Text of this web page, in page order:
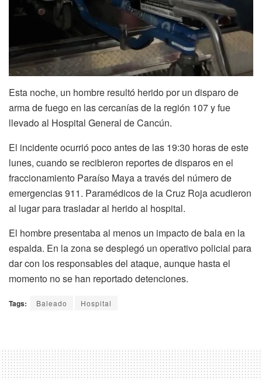
Esta noche, un hombre resultó herido por un disparo de
arma de fuego en las cercanías de la región 107 y fue
llevado al Hospital General de Cancún.
El incidente ocurrió poco antes de las 19:30 horas de este
lunes, cuando se recibieron reportes de disparos en el
fraccionamiento Paraíso Maya a través del número de
emergencias 911. Paramédicos de la Cruz Roja acudieron
al lugar para trasladar al herido al hospital.
El hombre presentaba al menos un impacto de bala en la
espalda. En la zona se desplegó un operativo policial para
dar con los responsables del ataque, aunque hasta el
momento no se han reportado detenciones.
Tags: Baleado Hospital